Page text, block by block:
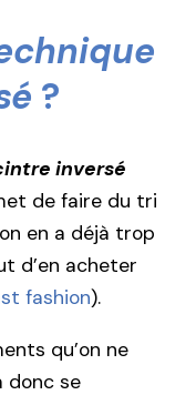
?
inversé
de faire du tri
en a déjà trop
d’en acheter
fashion).
qu’on ne
donc se